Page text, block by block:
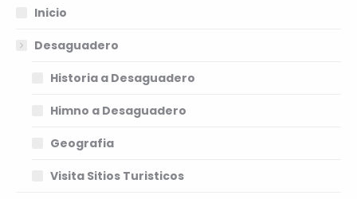
Inicio
Desaguadero
Historia a Desaguadero
Himno a Desaguadero
Geografia
Visita Sitios Turisticos